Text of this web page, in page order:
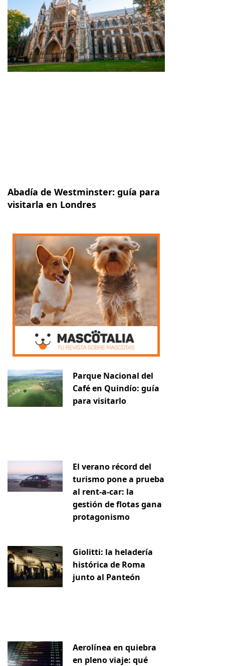
Abadía de Westminster: guía para
visitarla en Londres
Parque Nacional del
Café en Quindío: guía
para visitarlo
El verano récord del
turismo pone a prueba
al rent-a-car: la
gestión de flotas gana
protagonismo
Giolitti: la heladería
histórica de Roma
junto al Panteón
Aerolínea en quiebra
en pleno viaje: qué